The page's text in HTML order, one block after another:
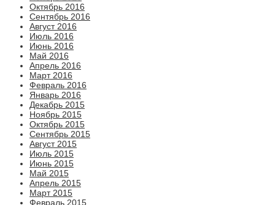
Октябрь 2016
Сентябрь 2016
Август 2016
Июль 2016
Июнь 2016
Май 2016
Апрель 2016
Март 2016
Февраль 2016
Январь 2016
Декабрь 2015
Ноябрь 2015
Октябрь 2015
Сентябрь 2015
Август 2015
Июль 2015
Июнь 2015
Май 2015
Апрель 2015
Март 2015
Февраль 2015